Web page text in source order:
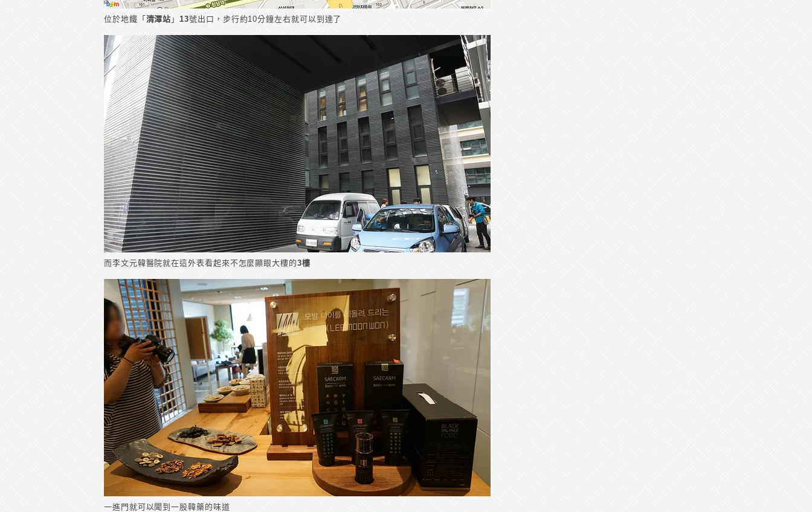
位於地鐵「 清潭站 」13號出口，步行約10分鐘左右就可以到達了
而李文元韓醫院就在這外表看起來不怎麼顯眼大樓的3樓
一進門就可以聞到一股韓藥的味道